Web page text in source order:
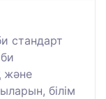
стандарт
және
білім